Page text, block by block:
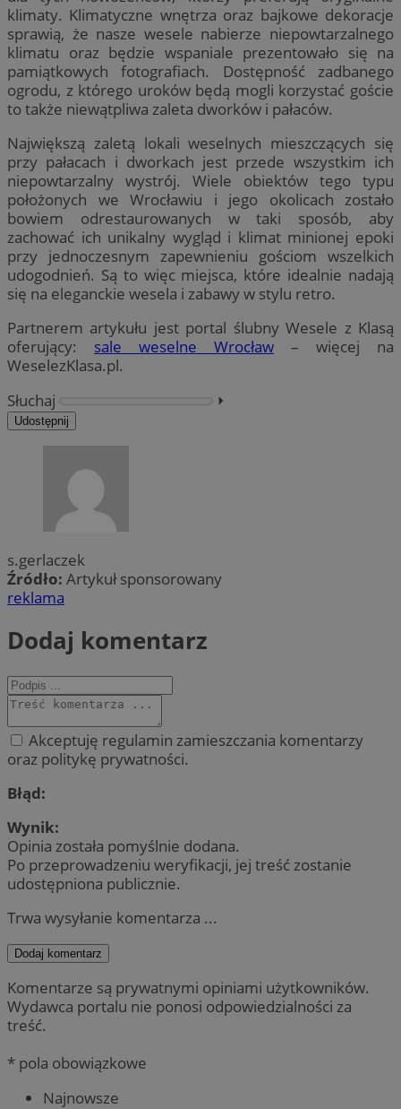
klimaty. Klimatyczne wnętrza oraz bajkowe dekoracje
sprawią, że nasze wesele nabierze niepowtarzalnego
klimatu oraz będzie wspaniale prezentowało się na
pamiątkowych fotografiach. Dostępność zadbanego
ogrodu, z którego uroków będą mogli korzystać goście
to także niewątpliwa zaleta dworków i pałaców.
Największą zaletą lokali weselnych mieszczących się
przy pałacach i dworkach jest przede wszystkim ich
niepowtarzalny wystrój. Wiele obiektów tego typu
położonych we Wrocławiu i jego okolicach zostało
bowiem odrestaurowanych w taki sposób, aby
zachować ich unikalny wygląd i klimat minionej epoki
przy jednoczesnym zapewnieniu gościom wszelkich
udogodnień. Są to więc miejsca, które idealnie nadają
się na eleganckie wesela i zabawy w stylu retro.
Partnerem artykułu jest portal ślubny Wesele z Klasą
oferujący: sale weselne Wrocław – więcej na
WeselezKlasa.pl.
Słuchaj
⏵︎
Udostępnij
s.gerlaczek
Źródło: Artykuł sponsorowany
reklama
Dodaj komentarz
Akceptuję regulamin zamieszczania komentarzy
oraz politykę prywatności.
Błąd:
Wynik:
Opinia została pomyślnie dodana.
Po przeprowadzeniu weryfikacji, jej treść zostanie
udostępniona publicznie.
Trwa wysyłanie komentarza ...
Dodaj komentarz
Komentarze są prywatnymi opiniami użytkowników.
Wydawca portalu nie ponosi odpowiedzialności za
treść.
* pola obowiązkowe
Najnowsze